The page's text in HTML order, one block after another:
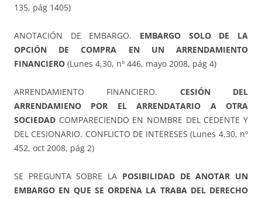
135, pág 1405)
ANOTACIÓN DE EMBARGO. EMBARGO SOLO DE LA
OPCIÓN DE COMPRA EN UN ARRENDAMIENTO
FINANCIERO (Lunes 4,30, nº 446, mayo 2008, pág 4)
ARRENDAMIENTO FINANCIERO. CESIÓN DEL
ARRENDAMIENO POR EL ARRENDATARIO A OTRA
SOCIEDAD COMPARECIENDO EN NOMBRE DEL CEDENTE Y
DEL CESIONARIO. CONFLICTO DE INTERESES (Lunes 4,30, nº
452, oct 2008, pág 2)
SE PREGUNTA SOBRE LA POSIBILIDAD DE ANOTAR UN
EMBARGO EN QUE SE ORDENA LA TRABA DEL DERECHO